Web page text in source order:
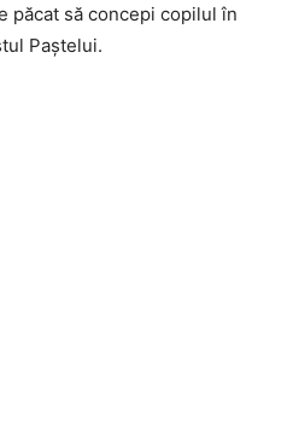
păcat să concepi copilul în
Paştelui.